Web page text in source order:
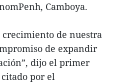
Camboya.
crecimiento de nuestra
de expandir
dijo el primer
por el